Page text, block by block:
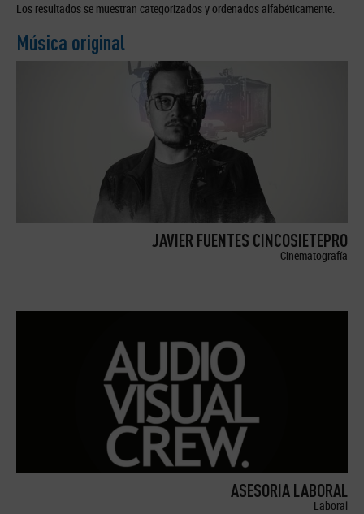
Los resultados se muestran categorizados y ordenados alfabéticamente.
Música original
JAVIER FUENTES CINCOSIETEPRO
Cinematografía
ASESORIA LABORAL
Laboral